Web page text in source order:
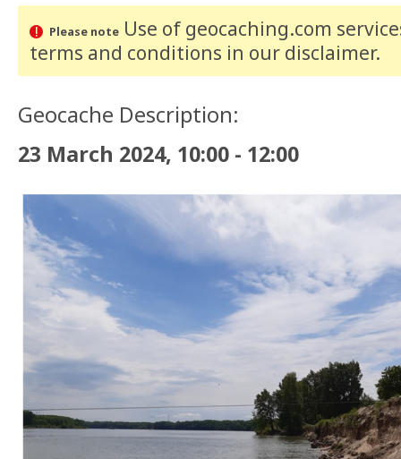
Please noteUse of geocaching.com
terms and conditions in our disclaimer.
Geocache Description:
23 March 2024, 10:00 - 12:00